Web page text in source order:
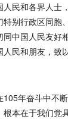
民和各界人士
别行政区同胞
中国人民友好
民和朋友，致
年奋斗中不
本在于我们党